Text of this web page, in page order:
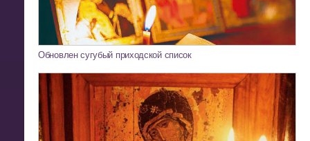
Обновлен сугубый приходской список